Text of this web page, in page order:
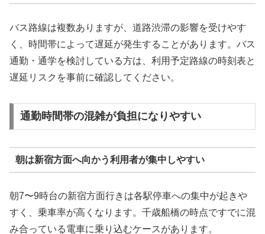
バス路線は複数ありますが、道路渋滞の影響を受けやす
く、時間帯によって遅延が発生することがあります。バス
通勤・通学を検討している方は、利用予定路線の時刻表と
遅延リスクを事前に確認してください。
通勤時間帯の混雑が負担になりやすい
朝は新宿方面へ向かう利用者が集中しやすい
朝7〜9時台の新宿方面行きは各駅停車への集中が起きや
すく、乗車率が高くなります。千歳船橋の時点ですでに混
み合っている電車に乗り込むケースがあります。